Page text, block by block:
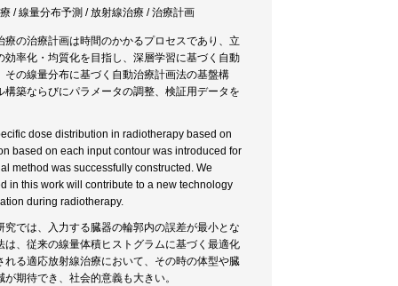
/ 線量分布予測 / 放射線治療 / 治療計画
の治療計画は時間のかかるプロセスであり、立
率化・均質化を目指し、深層学習に基づく自動
の線量分布に基づく自動治療計画法の基盤構
築ならびにパラメータの調整、検証用データを
dose distribution in radiotherapy based on
based on each input contour was introduced for
method was successfully constructed. We
in this work will contribute to a new technology
during radiotherapy.
では、入力する臓器の輪郭内の誤差が最小とな
、従来の線量体積ヒストグラムに基づく最適化
る適応放射線治療において、その時の体型や臓
期待でき、社会的意義も大きい。